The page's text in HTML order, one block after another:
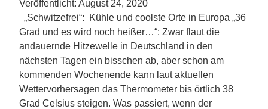
schönste
Burg
im
Land“
Veröffentlicht: August 24, 2020
„Schwitzefrei“: Kühle und coolste Orte in Europa „36
Grad und es wird noch heißer…“: Zwar flaut die
andauernde Hitzewelle in Deutschland in den
nächsten Tagen ein bisschen ab, aber schon am
kommenden Wochenende kann laut aktuellen
Wettervorhersagen das Thermometer bis örtlich 38
Grad Celsius steigen. Was passiert, wenn der